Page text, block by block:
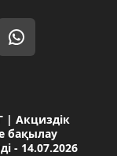
Акциздік
бақылау
- 14.07.2026